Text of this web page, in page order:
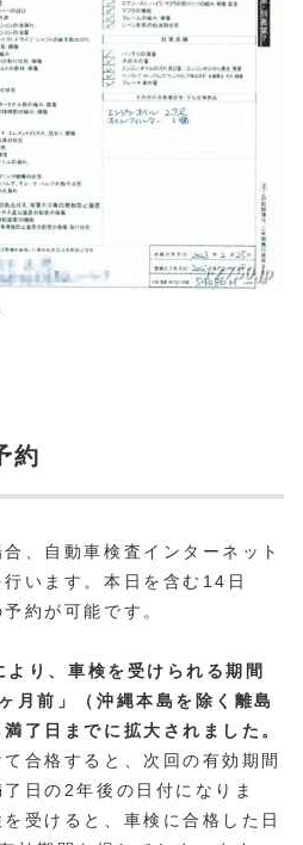
約
、自動車検査インターネット
います。本日を含む14日
約が可能です。
り、車検を受けられる期間
月前」（沖縄本島を除く離島
了日までに拡大されました。
合格すると、次回の有効期間
日の2年後の日付になりま
受けると、車検に合格した日